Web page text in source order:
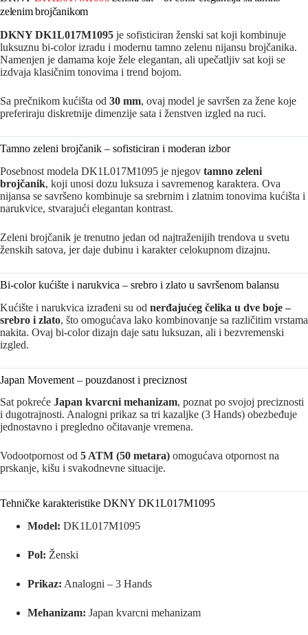
zelenim brojčanikom
DKNYDK1L017M1095 je sofisticiran ženski sat koji kombinuje
luksuznu bi-color izradu i modernu tamno zelenu nijansu brojčanika.
Namenjen je damama koje žele elegantan, ali upečatljiv sat koji se
izdvaja klasičnim tonovima i trend bojom.
Sa prečnikom kućišta od 30 mm, ovaj model je savršen za žene koje
preferiraju diskretnije dimenzije sata i ženstven izgled na ruci.
Tamno zeleni brojčanik – sofisticiran i moderan izbor
Posebnost modela DK1L017M1095 je njegov tamno zeleni
brojčanik, koji unosi dozu luksuza i savremenog karaktera. Ova
nijansa se savršeno kombinuje sa srebrnim i zlatnim tonovima kućišta i
narukvice, stvarajući elegantan kontrast.
Zeleni brojčanik je trenutno jedan od najtraženijih trendova u svetu
ženskih satova, jer daje dubinu i karakter celokupnom dizajnu.
Bi-color kućište i narukvica – srebro i zlato u savršenom balansu
Kućište i narukvica izrađeni su od nerđajućeg čelika u dve boje –
srebro i zlato, što omogućava lako kombinovanje sa različitim vrstama
nakita. Ovaj bi-color dizajn daje satu luksuzan, ali i bezvremenski
izgled.
Japan Movement – pouzdanost i preciznost
Sat pokreće Japan kvarcni mehanizam, poznat po svojoj preciznosti
i dugotrajnosti. Analogni prikaz sa tri kazaljke (3 Hands) obezbeđuje
jednostavno i pregledno očitavanje vremena.
Vodootpornost od 5 ATM (50 metara) omogućava otpornost na
prskanje, kišu i svakodnevne situacije.
Tehničke karakteristike DKNY DK1L017M1095
Model: DK1L017M1095
Pol: Ženski
Prikaz: Analogni – 3 Hands
Mehanizam: Japan kvarcni mehanizam